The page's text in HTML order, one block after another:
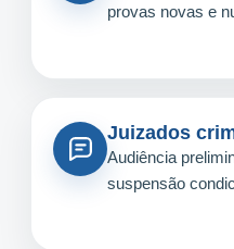
provas novas e
Juizados
Audiência
suspensão